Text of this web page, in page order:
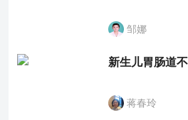
邹娜
新生儿胃肠道
蒋春玲